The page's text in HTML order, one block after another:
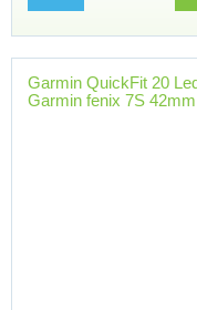
Garmin QuickFit 20
Garmin fenix 7S